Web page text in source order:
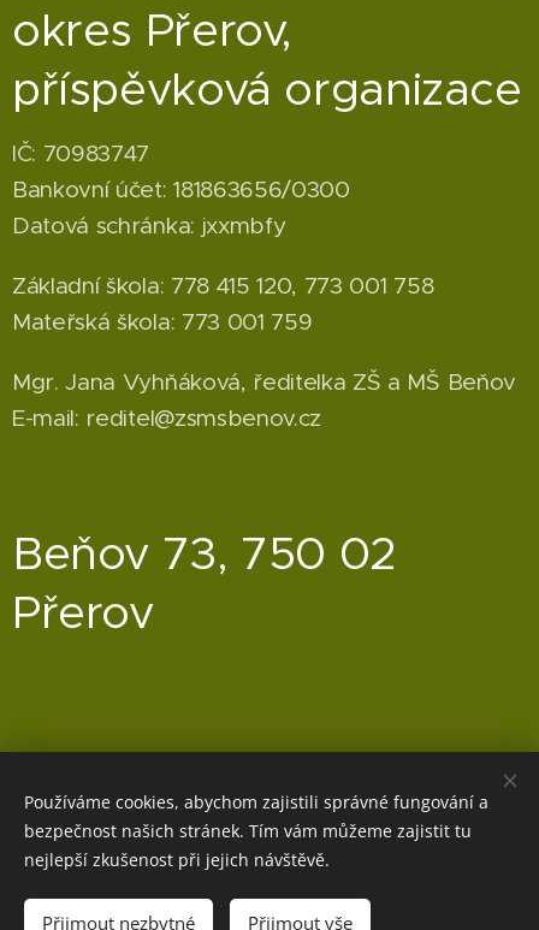
okres Přerov,
příspěvková organizace
IČ: 70983747
Bankovní účet: 181863656/0300
Datová schránka: jxxmbfy
Základní škola: 778 415 120, 773 001 758
Mateřská škola: 773 001 759
Mgr. Jana Vyhňáková, ředitelka ZŠ a MŠ Beňov
E-mail: reditel@zsmsbenov.cz
Beňov 73, 750 02
Přerov
Používáme cookies, abychom zajistili správné fungování a
bezpečnost našich stránek. Tím vám můžeme zajistit tu
nejlepší zkušenost při jejich návštěvě.
Přijmout nezbytné Přijmout vše